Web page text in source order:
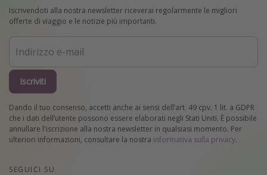
Iscrivendoti alla nostra newsletter riceverai regolarmente le migliori
offerte di viaggio e le notizie più importanti.
Iscriviti
Dando il tuo consenso, accetti anche ai sensi dell’art. 49 cpv. 1 lit. a GDPR
che i dati dell’utente possono essere elaborati negli Stati Uniti. È possibile
annullare l'iscrizione alla nostra newsletter in qualsiasi momento. Per
ulteriori informazioni, consultare la nostra informativa sulla privacy.
SEGUICI SU